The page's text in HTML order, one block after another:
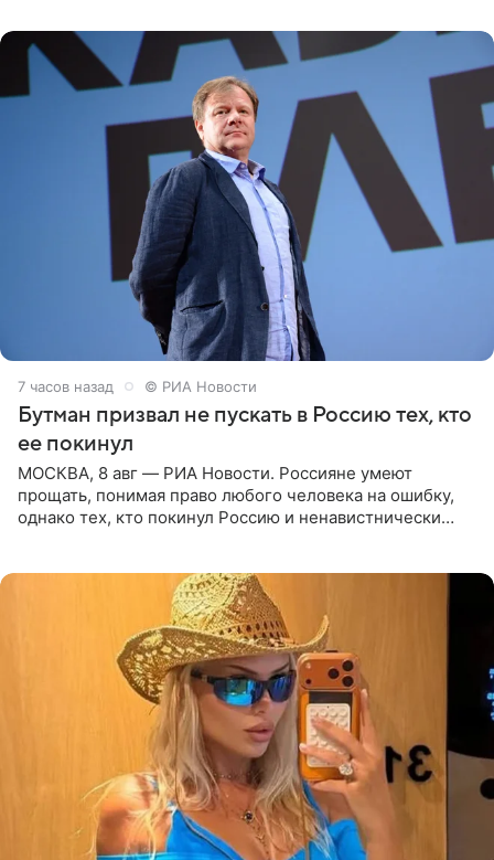
7 часов назад © РИА Новости
Бутман призвал не пускать в Россию тех, кто
ее покинул
МОСКВА, 8 авг — РИА Новости. Россияне умеют
прощать, понимая право любого человека на ошибку,
однако тех, кто покинул Россию и ненавистнически